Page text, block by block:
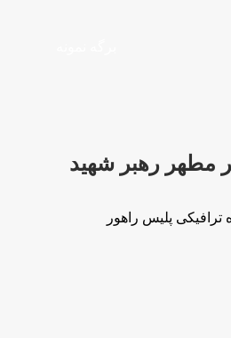
مطهر رهبر شهید
پلیس راهور